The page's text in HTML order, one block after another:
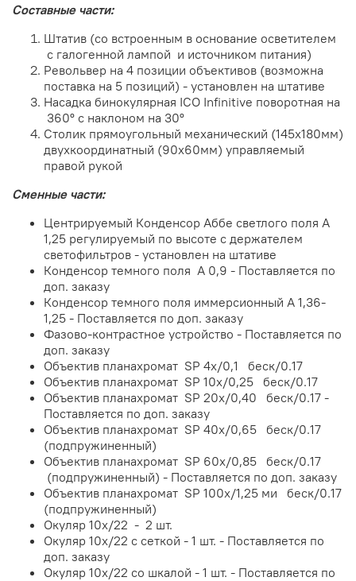
Составные части:
Штатив (со встроенным в основание осветителем
с галогенной лампой и источником питания)
Револьвер на 4 позиции объективов (возможна
поставка на 5 позиций) - установлен на штативе
Насадка бинокулярная ICO Infinitive поворотная на
360º с наклоном на 30º
Столик прямоугольный механический (145х180мм)
двухкоординатный (90х60мм) управляемый
правой рукой
Сменные части:
Центрируемый Конденсор Аббе светлого поля А
1,25 регулируемый по высоте с держателем
светофильтров - установлен на штативе
Конденсор темного поля А 0,9 - Поставляется по
доп. заказу
Конденсор темного поля иммерсионный А 1,36-
1,25 - Поставляется по доп. заказу
Фазово-контрастное устройство - Поставляется по
доп. заказу
Объектив планахромат SP 4х/0,1 беск/0.17
Объектив планахромат SP 10х/0,25 беск/0.17
Объектив планахромат SP 20х/0,40 беск/0.17 -
Поставляется по доп. заказу
Объектив планахромат SP 40х/0,65 беск/0.17
(подпружиненный)
Объектив планахромат SP 60х/0,85 беск/0.17
(подпружиненный) - Поставляется по доп. заказу
Объектив планахромат SP 100х/1,25 ми беск/0.17
(подпружиненный)
Окуляр 10х/22 - 2 шт.
Окуляр 10х/22 с сеткой - 1 шт. - Поставляется по
доп. заказу
Окуляр 10х/22 со шкалой - 1 шт. - Поставляется по